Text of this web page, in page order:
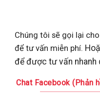
Chúng tôi sẽ gọi lại
để tư vấn miễn phí.
để được tư vấn nhanh
Chat Facebook (Phản